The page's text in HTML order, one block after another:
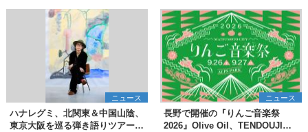
ニュース
ハナレグミ、北関東＆中国山陰、
東京大阪を巡る弾き語りツアー10
ニュース
長野で開催の『りんご音楽祭
2026』Olive Oil、TENDOUJIら